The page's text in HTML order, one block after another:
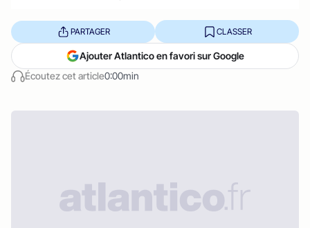
Écoutez cet article0:00min
PARTAGER CLASSER
Ajouter Atlantico en favori sur Google